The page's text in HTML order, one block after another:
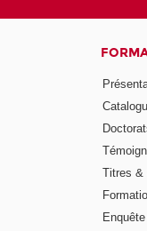
Titres &